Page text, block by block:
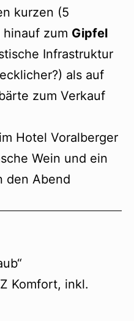
kurzen (5
zum Gipfel
Infrastruktur
als auf
zum Verkauf
Hotel Voralberger
Wein und ein
den Abend
Komfort, inkl.